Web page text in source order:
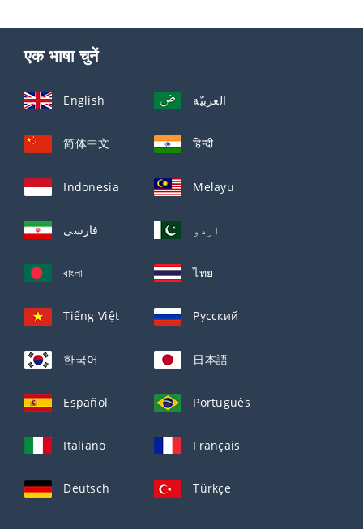
एक भाषा चुनें
English العربيّة
简体中文 हिन्दी
Indonesia Melayu
فارسی اردو
বাংলা ไทย
Tiếng Việt Русский
한국어 日本語
Español Português
Italiano Français
Deutsch Türkçe